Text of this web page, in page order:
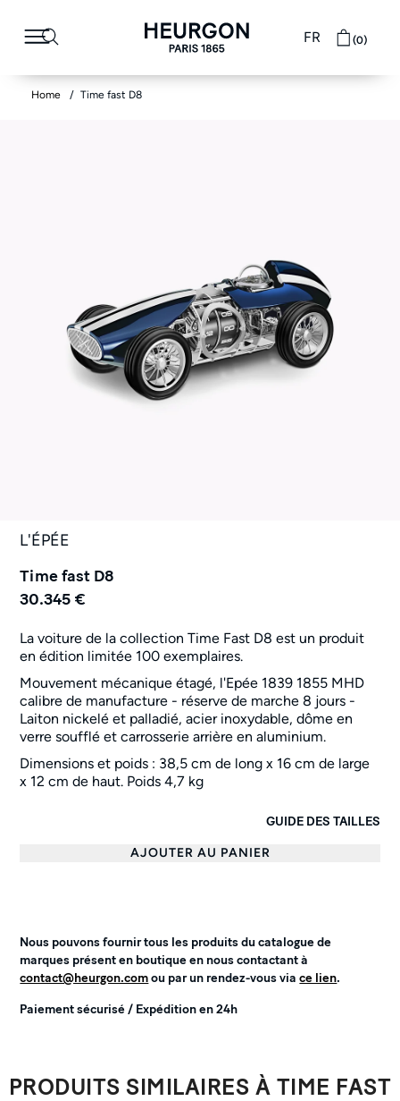
FR (0)
Home Time fast D8
L'ÉPÉE
Time fast D8
30.345 €
La voiture de la collection Time Fast D8 est un produit
en édition limitée 100 exemplaires.
Mouvement mécanique étagé, l'Epée 1839 1855 MHD
calibre de manufacture - réserve de marche 8 jours -
Laiton nickelé et palladié, acier inoxydable, dôme en
verre soufflé et carrosserie arrière en aluminium.
Dimensions et poids : 38,5 cm de long x 16 cm de large
x 12 cm de haut. Poids 4,7 kg
GUIDE DES TAILLES
AJOUTER AU PANIER
Nous pouvons fournir tous les produits du catalogue de
marques présent en boutique en nous contactant à
contact@heurgon.comou par un rendez-vous viace lien.
Paiement sécurisé / Expédition en 24h
PRODUITS SIMILAIRES À TIME FAST